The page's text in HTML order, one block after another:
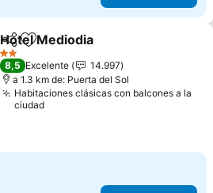
CompartirAgregar a favoritos
Hotel Mediodia
2 Estrellas
8,5 Excelente
14.997
a 1.3 km de: Puerta del Sol
Habitaciones clásicas con balcones a la
ciudad